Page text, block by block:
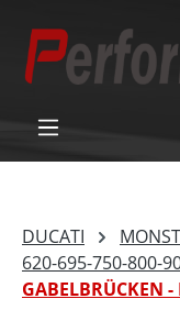
springen
DUCATI
620-695-750-800-
GABELBRÜCKEN -